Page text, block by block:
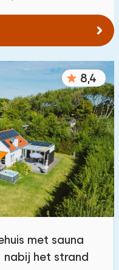
8,4
met sauna
nabij het strand